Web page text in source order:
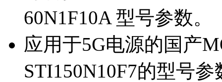
60N1F10A 型号参数。
应用于5G电源的国产
STI150N10F7的型号参